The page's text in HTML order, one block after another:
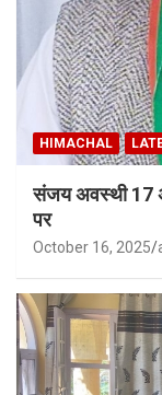
HIMACHAL
संजय अवस्थी 17
पर
October 16, 2025